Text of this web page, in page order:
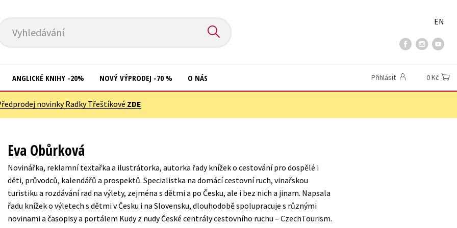
Vyhledávání
EN
New Adult
Ostatní
Počítače
Učebnice
Umění a kultura
Výchova a pedagogika
ANGLICKÉ KNIHY -20% NOVÝ VÝPRODEJ -70 % O NÁS Přihlásit 0 Kč
novinky Radky Třeštíkové ZDE
Eva Obůrková
Novinářka, reklamní textařka a ilustrátorka, autorka řady knížek o cestování pro dospělé i
děti, průvodců, kalendářů a prospektů. Specialistka na domácí cestovní ruch, vinařskou
turistiku a rozdávání rad na výlety, zejména s dětmi a po Česku, ale i bez nich a jinam. Napsala
řadu knížek o výletech s dětmi v Česku i na Slovensku, dlouhodobě spolupracuje s různými
novinami a časopisy a portálem Kudy z nudy České centrály cestovního ruchu – CzechTourism.